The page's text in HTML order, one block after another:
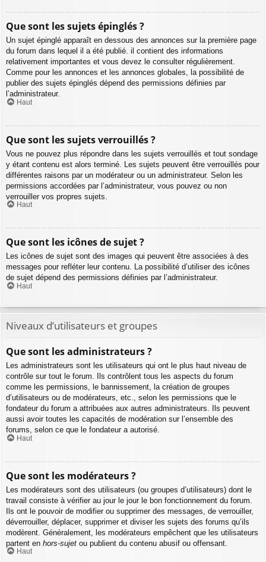
Que sont les sujets épinglés ?
Un sujet épinglé apparaît en dessous des annonces sur la première page
du forum dans lequel il a été publié. il contient des informations
relativement importantes et vous devez le consulter régulièrement.
Comme pour les annonces et les annonces globales, la possibilité de
publier des sujets épinglés dépend des permissions définies par
l’administrateur.
Haut
Que sont les sujets verrouillés ?
Vous ne pouvez plus répondre dans les sujets verrouillés et tout sondage
y étant contenu est alors terminé. Les sujets peuvent être verrouillés pour
différentes raisons par un modérateur ou un administrateur. Selon les
permissions accordées par l’administrateur, vous pouvez ou non
verrouiller vos propres sujets.
Haut
Que sont les icônes de sujet ?
Les icônes de sujet sont des images qui peuvent être associées à des
messages pour refléter leur contenu. La possibilité d’utiliser des icônes
de sujet dépend des permissions définies par l’administrateur.
Haut
Niveaux d’utilisateurs et groupes
Que sont les administrateurs ?
Les administrateurs sont les utilisateurs qui ont le plus haut niveau de
contrôle sur tout le forum. Ils contrôlent tous les aspects du forum
comme les permissions, le bannissement, la création de groupes
d’utilisateurs ou de modérateurs, etc., selon les permissions que le
fondateur du forum a attribuées aux autres administrateurs. Ils peuvent
aussi avoir toutes les capacités de modération sur l’ensemble des
forums, selon ce que le fondateur a autorisé.
Haut
Que sont les modérateurs ?
Les modérateurs sont des utilisateurs (ou groupes d’utilisateurs) dont le
travail consiste à vérifier au jour le jour le bon fonctionnement du forum.
Ils ont le pouvoir de modifier ou supprimer des messages, de verrouiller,
déverrouiller, déplacer, supprimer et diviser les sujets des forums qu’ils
modèrent. Généralement, les modérateurs empêchent que les utilisateurs
partent en hors-sujet ou publient du contenu abusif ou offensant.
Haut